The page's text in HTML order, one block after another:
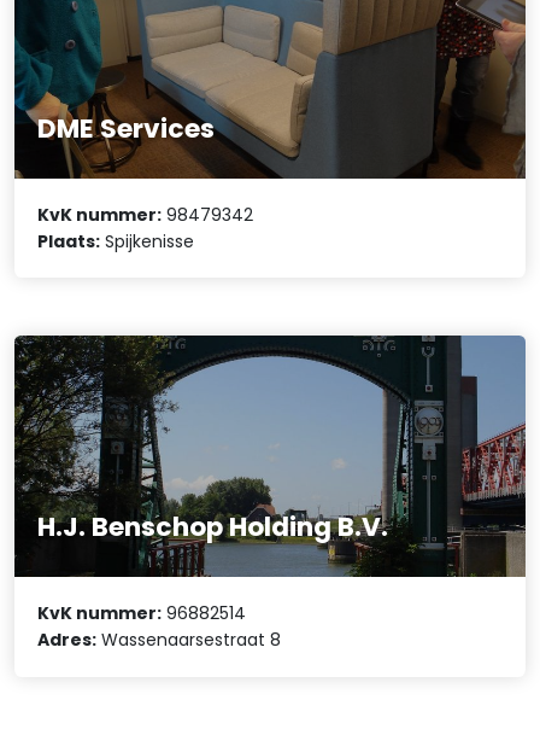
DME Services
KvK nummer: 98479342
Plaats: Spijkenisse
H.J. Benschop Holding B.V.
KvK nummer: 96882514
Adres: Wassenaarsestraat 8